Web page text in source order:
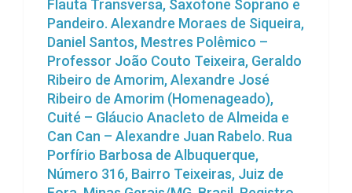
Flauta Transversa, Saxofone Soprano e
Pandeiro. Alexandre Moraes de Siqueira,
Daniel Santos, Mestres Polêmico –
Professor João Couto Teixeira, Geraldo
Ribeiro de Amorim, Alexandre José
Ribeiro de Amorim (Homenageado),
Cuité – Gláucio Anacleto de Almeida e
Can Can – Alexandre Juan Rabelo. Rua
Porfírio Barbosa de Albuquerque,
Número 316, Bairro Teixeiras, Juiz de